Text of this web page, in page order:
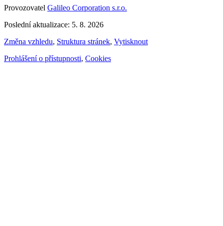
Provozovatel Galileo Corporation s.r.o.
Poslední aktualizace: 5. 8. 2026
Změna vzhledu, Struktura stránek, Vytisknout
Prohlášení o přístupnosti, Cookies